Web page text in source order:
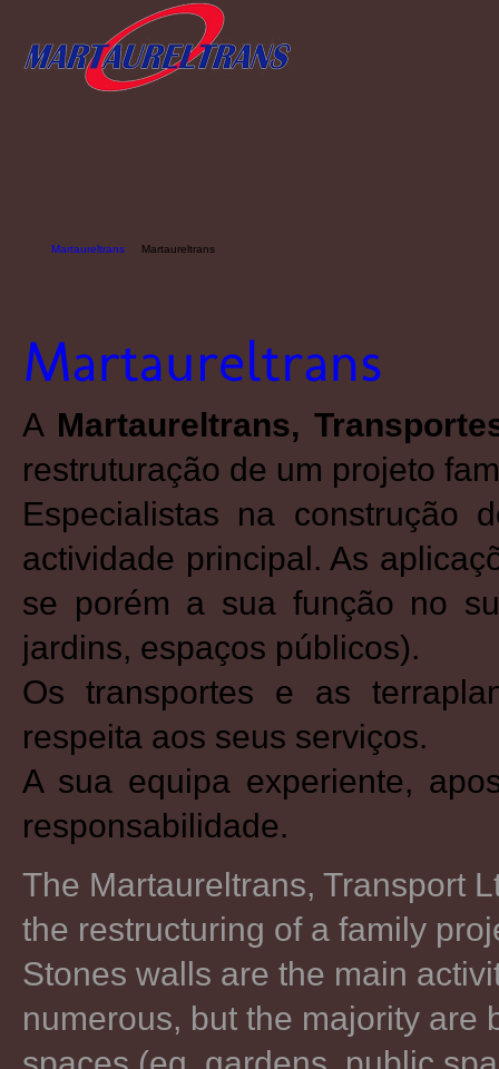
Martaureltrans Martaureltrans
A Martaureltrans,
restruturação de um projeto
Especialistas na construção
actividade principal. As
se porém a sua função no
jardins, espaços públicos).
Os transportes e as
respeita aos seus serviços.
A sua equipa experiente,
responsabilidade.
The Martaureltrans, Transport
the restructuring of a family
Stones walls are the main
numerous, but the majority are